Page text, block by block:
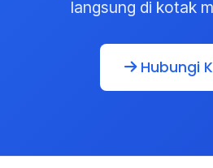
langsung di kotak
Hubungi